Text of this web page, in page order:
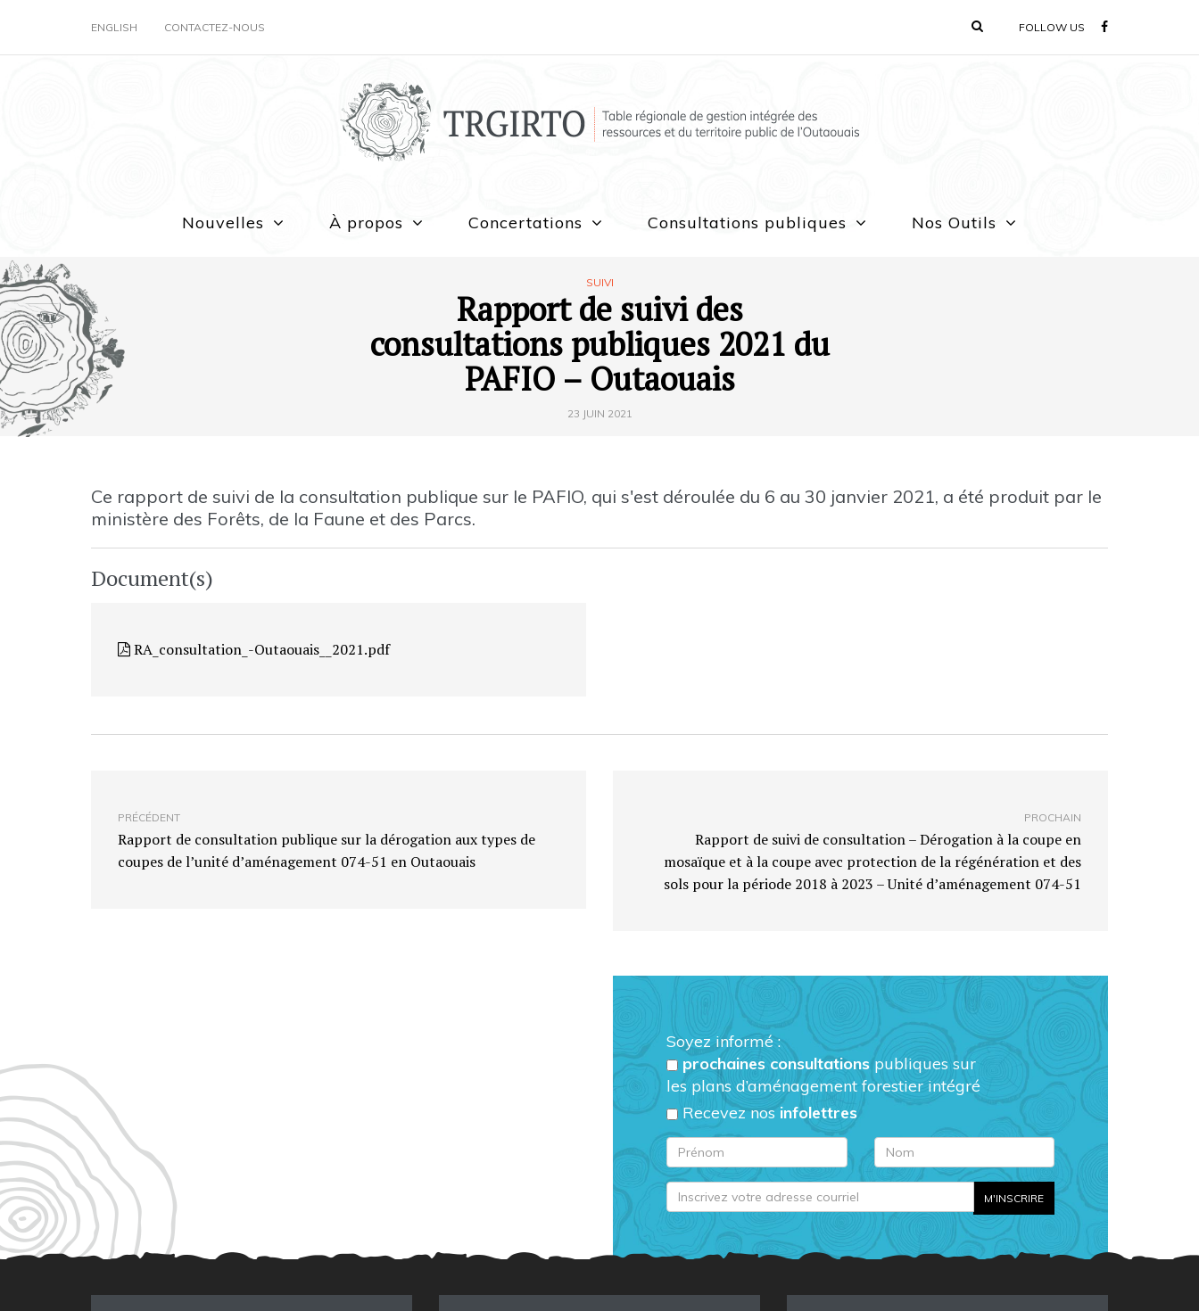
ENGLISH CONTACTEZ-NOUS FOLLOW US
Nouvelles À propos Concertations Consultations publiques Nos Outils
SUIVI
Rapport de suivi des
consultations publiques 2021 du
PAFIO – Outaouais
23 JUIN 2021
Ce rapport de suivi de la consultation publique sur le PAFIO, qui s'est déroulée du 6 au 30 janvier 2021, a été produit par le
ministère des Forêts, de la Faune et des Parcs.
Document(s)
RA_consultation_-Outaouais__2021.pdf
PRÉCÉDENT
Rapport de consultation publique sur la dérogation aux types de
coupes de l’unité d’aménagement 074-51 en Outaouais
PROCHAIN
Rapport de suivi de consultation – Dérogation à la coupe en
mosaïque et à la coupe avec protection de la régénération et des
sols pour la période 2018 à 2023 – Unité d’aménagement 074-51
Soyez informé :
prochaines consultationspubliques sur
les plans d’aménagement forestier intégré
Recevez nosinfolettres